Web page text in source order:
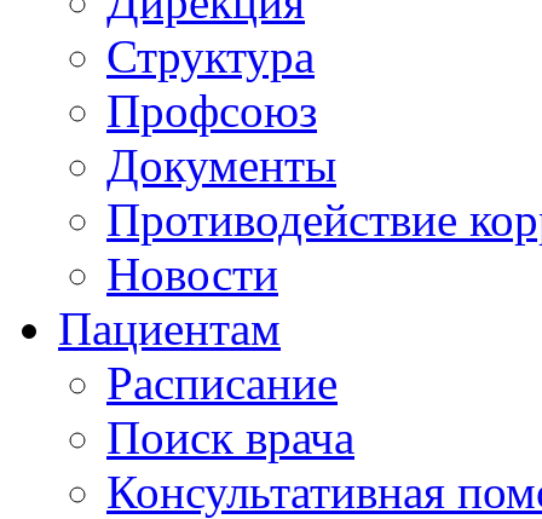
Структура
Профсоюз
Документы
Противодействие
Новости
Пациентам
Расписание
Поиск врача
Консультативная